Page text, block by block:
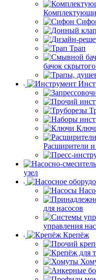
Трап
бачок
Расширители
узел
для насосов
управления
Крепёж